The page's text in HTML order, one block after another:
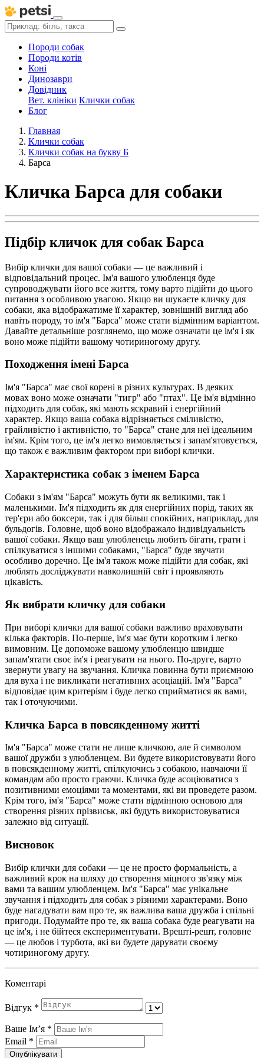
Породи собак
Породи котів
Коні
Динозаври
Довідник
Вет. клініки Клички собак
Блог
Главная
Клички собак
Клички собак на букву Б
Барса
Кличка Барса для собаки
Підбір кличок для собак Барса
Вибір клички для вашої собаки — це важливий і
відповідальний процес. Ім'я вашого улюбленця буде
супроводжувати його все життя, тому варто підійти до цього
питання з особливою увагою. Якщо ви шукаєте кличку для
собаки, яка відображатиме її характер, зовнішній вигляд або
навіть породу, то ім'я "Барса" може стати відмінним варіантом.
Давайте детальніше розглянемо, що може означати це ім'я і як
воно може підійти вашому чотириногому другу.
Походження імені Барса
Ім'я "Барса" має свої корені в різних культурах. В деяких
мовах воно може означати "тигр" або "птах". Це ім'я відмінно
підходить для собак, які мають яскравий і енергійний
характер. Якщо ваша собака відрізняється сміливістю,
грайливістю і активністю, то "Барса" стане для неї ідеальним
ім'ям. Крім того, це ім'я легко вимовляється і запам'ятовується,
що також є важливим фактором при виборі клички.
Характеристика собак з іменем Барса
Собаки з ім'ям "Барса" можуть бути як великими, так і
маленькими. Ім'я підходить як для енергійних порід, таких як
тер'єри або боксери, так і для більш спокійних, наприклад, для
бульдогів. Головне, щоб воно відображало індивідуальність
вашої собаки. Якщо ваш улюбленець любить бігати, грати і
спілкуватися з іншими собаками, "Барса" буде звучати
особливо доречно. Це ім'я також може підійти для собак, які
люблять досліджувати навколишній світ і проявляють
цікавість.
Як вибрати кличку для собаки
При виборі клички для вашої собаки важливо враховувати
кілька факторів. По-перше, ім'я має бути коротким і легко
вимовним. Це допоможе вашому улюбленцю швидше
запам'ятати своє ім'я і реагувати на нього. По-друге, варто
звернути увагу на звучання. Кличка повинна бути приємною
для вуха і не викликати негативних асоціацій. Ім'я "Барса"
відповідає цим критеріям і буде легко сприйматися як вами,
так і оточуючими.
Кличка Барса в повсякденному житті
Ім'я "Барса" може стати не лише кличкою, але й символом
вашої дружби з улюбленцем. Ви будете використовувати його
в повсякденному житті, спілкуючись з собакою, навчаючи її
командам або просто граючи. Кличка буде асоціюватися з
позитивними емоціями та моментами, які ви проведете разом.
Крім того, ім'я "Барса" може стати відмінною основою для
створення різних прізвиськ, які будуть використовуватися
залежно від ситуації.
Висновок
Вибір клички для собаки — це не просто формальність, а
важливий крок на шляху до створення міцного зв'язку між
вами та вашим улюбленцем. Ім'я "Барса" має унікальне
звучання і підходить для собак з різними характерами. Воно
буде нагадувати вам про те, як важлива ваша дружба і спільні
пригоди. Подумайте про те, як ваша собака буде реагувати на
це ім'я, і не бійтеся експериментувати. Врешті-решт, головне
— це любов і турбота, які ви будете дарувати своєму
чотириногому другу.
Коментарі
Відгук *
Ваше Імʼя *
Email *
Опублікувати